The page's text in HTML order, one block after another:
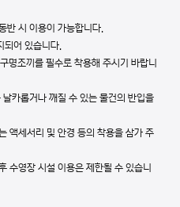
반 시 이용이 가능합니다.
되어 있습니다.
명조끼를 필수로 착용해 주시기 바랍니
카롭거나 깨질 수 있는 물건의 반입을
액세서리 및 안경 등의 착용을 삼가 주
수영장 시설 이용은 제한될 수 있습니